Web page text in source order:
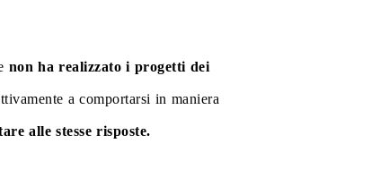
non ha realizzato i progetti dei
a comportarsi in maniera
alle stesse risposte.